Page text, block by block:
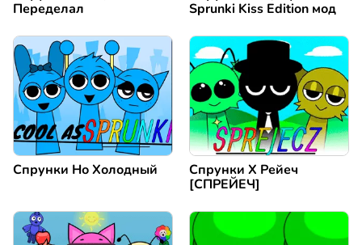
Переделал
Sprunki Kiss Edition мод
Спрунки Но Холодный
Спрунки X Рейеч
[СПРЕЙЕЧ]